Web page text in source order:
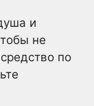
и
не
по